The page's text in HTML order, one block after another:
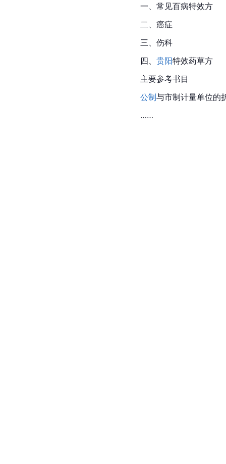
一、常见百病特效方
二、癌症
三、伤科
四、 贵阳特效药草方
主要参考书目
公制与市制计量单位的
……